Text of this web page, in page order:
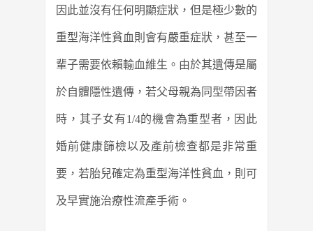
因此並沒有任何明顯症狀，但是極少數的
重型海洋性貧血則會有嚴重症狀，甚至一
輩子需要依賴輸血維生。由於其遺傳是屬
於自體隱性遺傳，若父母親為同型帶因者
時，其子女有1/4的機會為重型者，因此
婚前健康篩檢以及產前檢查都是非常重
要，若胎兒確定為重型海洋性貧血，則可
及早實施治療性流產手術。